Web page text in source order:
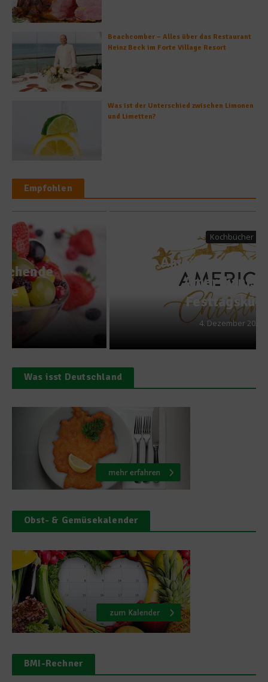
Beachcomber – Alles über das Restaurant
Heinz Beck im Forte Village Resort
Was ist der Unterschied zwischen Limonen
und Limetten?
Empfohlen
American Christmas –
Amerikanische
Festtagsküche
Was isst Deutschland
Obst- & Gemüsekalender
BMI-Rechner